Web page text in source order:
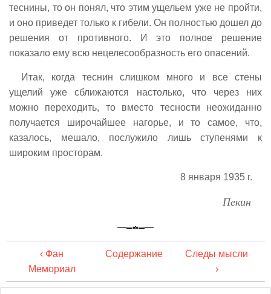
теснины, то он понял, что этим ущельем уже не пройти,
и оно приведет только к гибели. Он полностью дошел до
решения от противного. И это полное решение
показало ему всю нецелесообразность его опасений.
Итак, когда теснин слишком много и все стены
ущелий уже сближаются настолько, что через них
можно переходить, то вместо тесности неожиданно
получается широчайшее нагорье, и то самое, что,
казалось, мешало, послужило лишь ступенями к
широким просторам.
8 января 1935 г.
Пекин
‹ Фан
Мемориал
Содержание
Следы мысли
›